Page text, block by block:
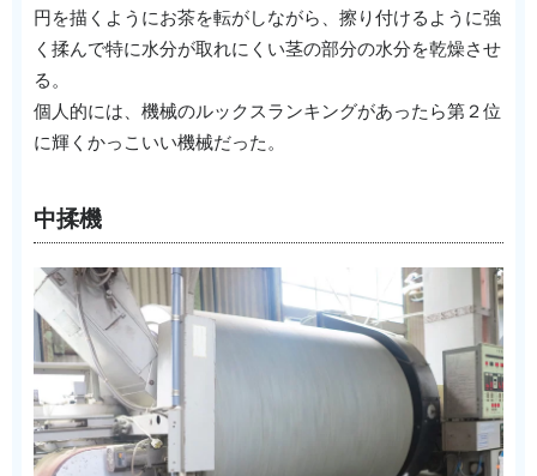
円を描くようにお茶を転がしながら、擦り付けるように強
く揉んで特に水分が取れにくい茎の部分の水分を乾燥させ
る。
個人的には、機械のルックスランキングがあったら第２位
に輝くかっこいい機械だった。
中揉機